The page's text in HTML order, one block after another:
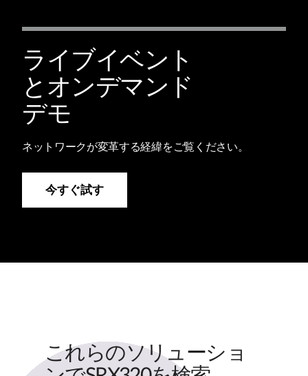
ライブイベント
とオンデマンド
デモ
ネットワークが変革する経緯をご覧ください。
今すぐ試す
これらのソリューショ